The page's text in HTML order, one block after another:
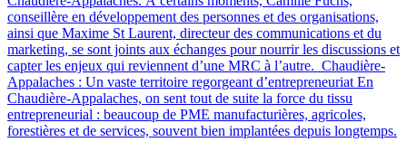
conseillère en développement des personnes et des organisations,
ainsi que Maxime St Laurent, directeur des communications et du
marketing, se sont joints aux échanges pour nourrir les discussions et
capter les enjeux qui reviennent d’une MRC à l’autre. Chaudière-
Appalaches : Un vaste territoire regorgeant d’entrepreneuriat En
Chaudière-Appalaches, on sent tout de suite la force du tissu
entrepreneurial : beaucoup de PME manufacturières, agricoles,
forestières et de services, souvent bien implantées depuis longtemps.